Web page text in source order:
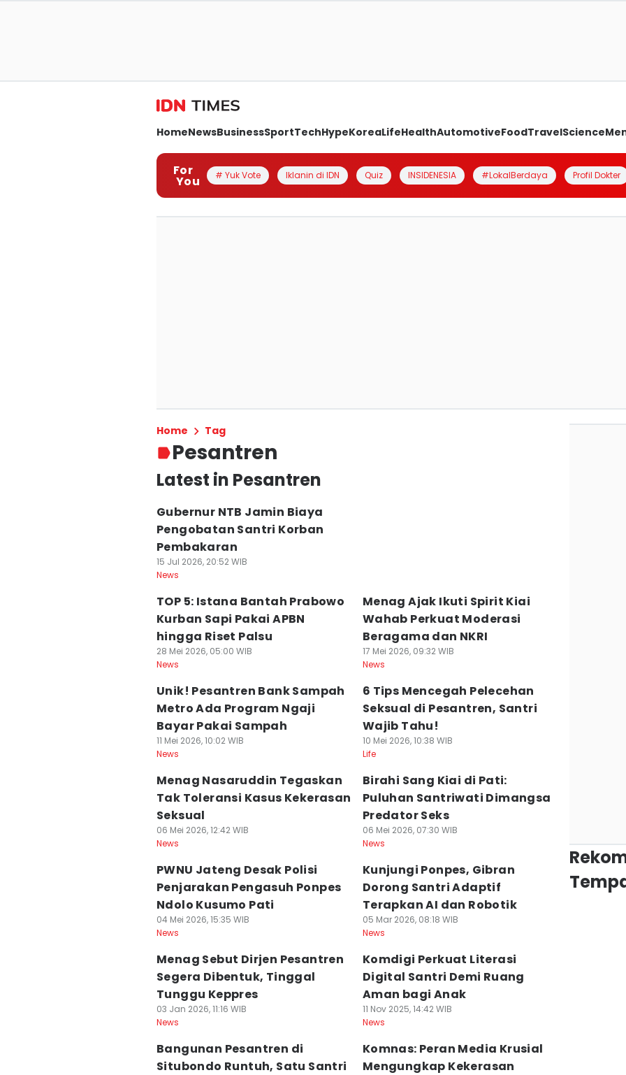
HomeNewsBusinessSportTechHypeKoreaLifeHealthAutomotiveFoodTravelScience
For
You # Yuk Vote Iklanin di IDN Quiz INSIDENESIA #LokalBerdaya Profil Dokter
Home Tag
Pesantren
Latest in Pesantren
Gubernur NTB Jamin Biaya
Pengobatan Santri Korban
Pembakaran
15 Jul 2026, 20:52 WIB
News
TOP 5: Istana Bantah Prabowo
Kurban Sapi Pakai APBN
hingga Riset Palsu
28 Mei 2026, 05:00 WIB
News
Menag Ajak Ikuti Spirit Kiai
Wahab Perkuat Moderasi
Beragama dan NKRI
17 Mei 2026, 09:32 WIB
News
Unik! Pesantren Bank Sampah
Metro Ada Program Ngaji
Bayar Pakai Sampah
11 Mei 2026, 10:02 WIB
News
6 Tips Mencegah Pelecehan
Seksual di Pesantren, Santri
Wajib Tahu!
10 Mei 2026, 10:38 WIB
Life
Menag Nasaruddin Tegaskan
Tak Toleransi Kasus Kekerasan
Seksual
06 Mei 2026, 12:42 WIB
News
Birahi Sang Kiai di Pati:
Puluhan Santriwati Dimangsa
Predator Seks
06 Mei 2026, 07:30 WIB
News
PWNU Jateng Desak Polisi
Penjarakan Pengasuh Ponpes
Ndolo Kusumo Pati
04 Mei 2026, 15:35 WIB
News
Kunjungi Ponpes, Gibran
Dorong Santri Adaptif
Terapkan AI dan Robotik
05 Mar 2026, 08:18 WIB
News
Menag Sebut Dirjen Pesantren
Segera Dibentuk, Tinggal
Tunggu Keppres
03 Jan 2026, 11:16 WIB
News
Komdigi Perkuat Literasi
Digital Santri Demi Ruang
Aman bagi Anak
11 Nov 2025, 14:42 WIB
News
Bangunan Pesantren di
Situbondo Runtuh, Satu Santri
Komnas: Peran Media Krusial
Mengungkap Kekerasan